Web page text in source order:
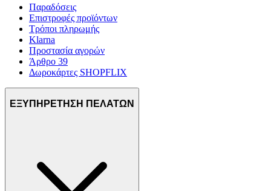
Παραδόσεις
Επιστροφές προϊόντων
Τρόποι πληρωμής
Klarna
Προστασία αγορών
Άρθρο 39
Δωροκάρτες SHOPFLIX
ΕΞΥΠΗΡΕΤΗΣΗ ΠΕΛΑΤΩΝ